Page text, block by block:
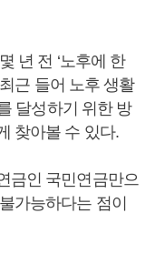
년 전 ‘노후에 한
근 들어 노후 생활
달성하기 위한 방
찾아볼 수 있다.
금인 국민연금만으
가능하다는 점이